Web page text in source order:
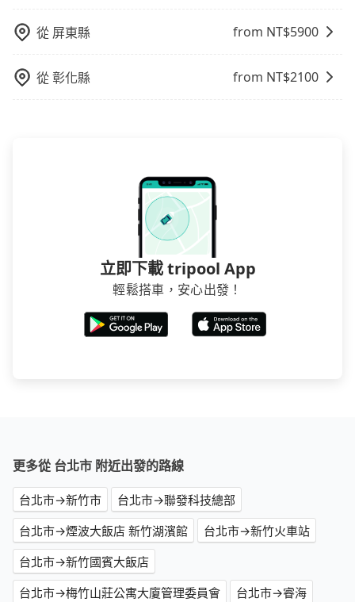
從 屏東縣 from NT$5900
從彰化縣 from NT$2100
立即下載 tripool App
輕鬆搭車，安心出發！
更多從 台北市 附近出發的路線
台北市→新竹市
台北市→聯發科技總部
台北市→煙波大飯店 新竹湖濱館
台北市→新竹火車站
台北市→新竹國賓大飯店
台北市→梅竹山莊公寓大廈管理委員會
台北市→睿海